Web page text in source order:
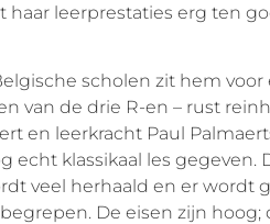
haar leerprestaties erg ten
scholen zit hem
van de drie R-en – rust
en leerkracht Paul
echt klassikaal les
veel herhaald en er wordt
De eisen zijn